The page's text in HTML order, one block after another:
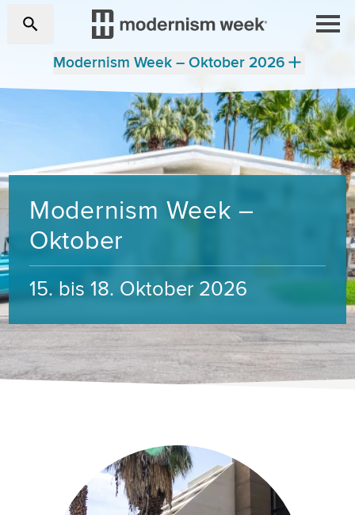
Modernism Week – Oktober 2026
Modernism Week –
Oktober
15. bis 18. Oktober 2026